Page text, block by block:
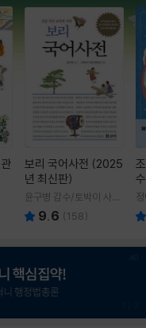
보리 국어사전 (2025
년 최신판)
윤구병 감수/토박이 사전
편찬실 편
9.6 (158)